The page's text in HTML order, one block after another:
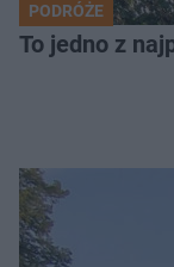
PODRÓŻE
To jedno z